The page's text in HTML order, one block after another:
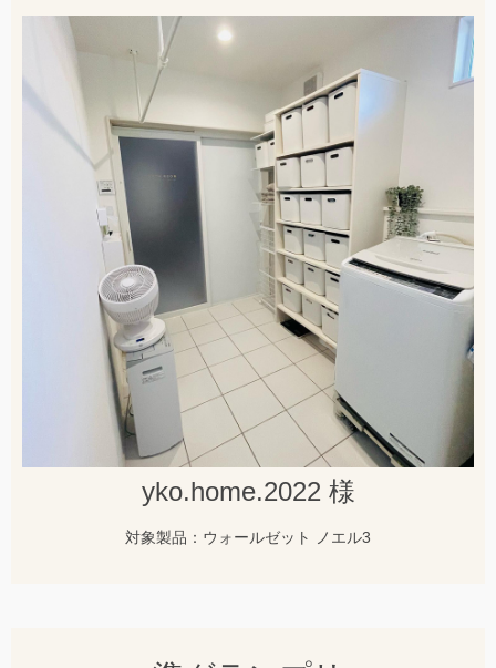
yko.home.2022 様
対象製品：ウォールゼット ノエル3